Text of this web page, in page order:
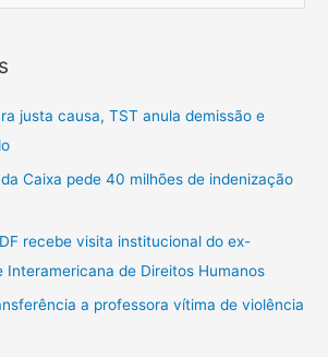
justa causa, TST anula demissão e
Caixa pede 40 milhões de indenização
recebe visita institucional do ex-
Interamericana de Direitos Humanos
a professora vítima de violência